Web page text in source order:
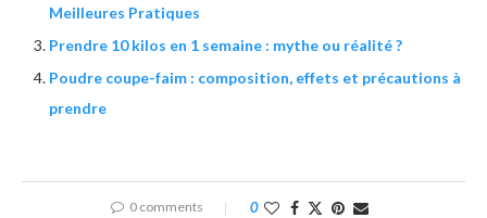
Meilleures Pratiques
Prendre 10 kilos en 1 semaine : mythe ou réalité ?
Poudre coupe-faim : composition, effets et précautions à
prendre
0 comments 0